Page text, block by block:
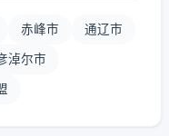
赤峰市 通辽市
淖尔市